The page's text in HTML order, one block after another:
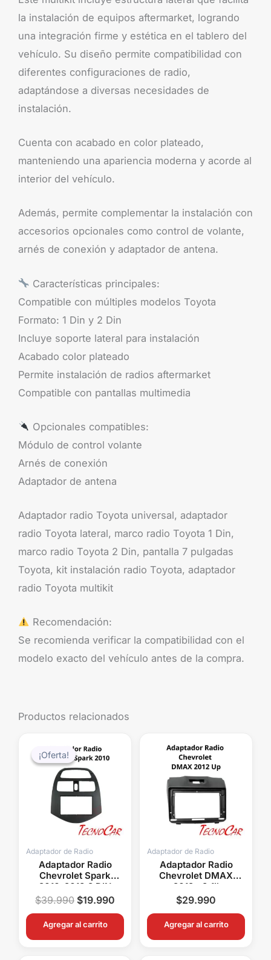
la instalación de equipos aftermarket, logrando
una integración firme y estética en el tablero del
vehículo. Su diseño permite compatibilidad con
diferentes configuraciones de radio,
adaptándose a diversas necesidades de
instalación.
Cuenta con acabado en color plateado,
manteniendo una apariencia moderna y acorde al
interior del vehículo.
Además, permite complementar la instalación con
accesorios opcionales como control de volante,
arnés de conexión y adaptador de antena.
Características principales:
Compatible con múltiples modelos Toyota
Formato: 1 Din y 2 Din
Incluye soporte lateral para instalación
Acabado color plateado
Permite instalación de radios aftermarket
Compatible con pantallas multimedia
Opcionales compatibles:
Módulo de control volante
Arnés de conexión
Adaptador de antena
Adaptador radio Toyota universal, adaptador
radio Toyota lateral, marco radio Toyota 1 Din,
marco radio Toyota 2 Din, pantalla 7 pulgadas
Toyota, kit instalación radio Toyota, adaptador
radio Toyota multikit
Recomendación:
Se recomienda verificar la compatibilidad con el
modelo exacto del vehículo antes de la compra.
Productos relacionados
¡Oferta!
¡Oferta!
Adaptador de Radio
Adaptador Radio
Chevrolet Spark
2010-2013 2 DIN
Connection ACH-006
$39.990
precio
original
era:
$39.990.
$19.990
Agregar al carrito
Adaptador de Radio
Adaptador Radio
Chevrolet DMAX
2012+ 9.1″
Connection ACH-012N
$29.990
Agregar al carrito